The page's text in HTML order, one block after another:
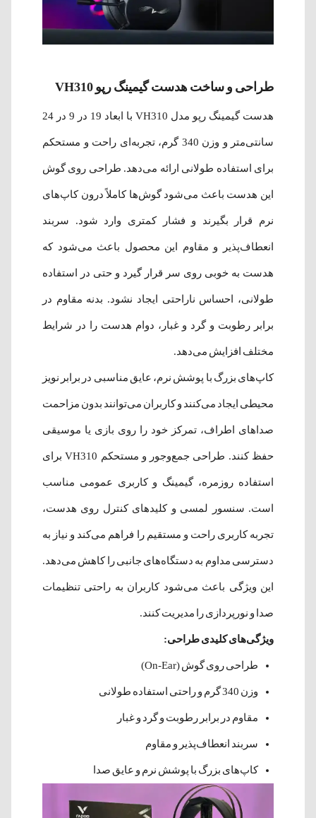
طراحی و ساخت هدست گیمینگ رپو VH310
هدست گیمینگ رپو مدل VH310 با ابعاد 19 در 9 در 24
سانتی‌متر و وزن 340 گرم، تجربه‌ای راحت و مستحکم
برای استفاده طولانی ارائه می‌دهد. طراحی روی گوش
این هدست باعث می‌شود گوش‌ها کاملاً درون کاپ‌های
نرم قرار بگیرند و فشار کمتری وارد شود. سربند
انعطاف‌پذیر و مقاوم این محصول باعث می‌شود که
هدست به خوبی روی سر قرار گیرد و حتی در استفاده
طولانی، احساس ناراحتی ایجاد نشود. بدنه مقاوم در
برابر رطوبت و گرد و غبار، دوام هدست را در شرایط
مختلف افزایش می‌دهد.
کاپ‌های بزرگ با پوشش نرم، عایق مناسبی در برابر نویز
محیطی ایجاد می‌کنند و کاربران می‌توانند بدون مزاحمت
صداهای اطراف، تمرکز خود را روی بازی یا موسیقی
حفظ کنند. طراحی جمع‌وجور و مستحکم VH310 برای
استفاده روزمره، گیمینگ و کاربری عمومی مناسب
است. سنسور لمسی و کلیدهای کنترل روی هدست،
تجربه کاربری راحت و مستقیم را فراهم می‌کند و نیاز به
دسترسی مداوم به دستگاه‌های جانبی را کاهش می‌دهد.
این ویژگی باعث می‌شود کاربران به راحتی تنظیمات
صدا و نورپردازی را مدیریت کنند.
ویژگی‌های کلیدی طراحی:
طراحی روی گوش (On-Ear)
وزن 340 گرم و راحتی استفاده طولانی
مقاوم در برابر رطوبت و گرد و غبار
سربند انعطاف‌پذیر و مقاوم
کاپ‌های بزرگ با پوشش نرم و عایق صدا